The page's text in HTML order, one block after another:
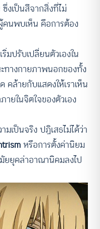
งเป็นสีจากสิ่งที่ไม่
นพบเห็น คือการต้อง
มปรับเปลี่ยนตัวเองใน
างกายภาพนอกของทั้ง
คล้ายกับแสดงให้เราเห็น
ยในจิตใจของตัวเอง
เป็นจริง ปฏิเสธไม่ได้ว่า
หรือการตั้งค่านิยม
ยยุคล่าอาณานิคมลงไป